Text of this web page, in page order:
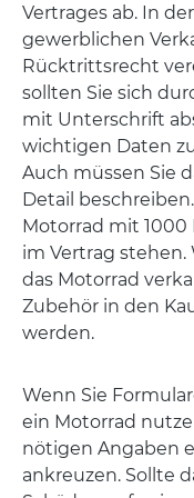
Vertrages ab. In
gewerblichen
Rücktrittsrecht
sollten Sie sich
mit Unterschrift
wichtigen Daten
Auch müssen Sie
Detail
Motorrad mit 1000
im Vertrag
das Motorrad
Zubehör in den
werden.
Wenn Sie
ein Motorrad
nötigen Angaben
ankreuzen. Sollte